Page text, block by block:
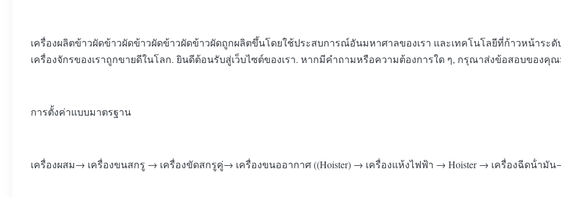
เครื่องผลิตข้าวผัดข้าวผัดข้าวผัดข้าวผัดข้าวผัดถูกผลิตขึ้นโดยใช้ประสบการณ์อันมหาศาลของเรา และเทคโนโลยีที่ก้าวหน้าระ
เครื่องจักรของเราถูกขายดีในโลก. ยินดีต้อนรับสู่เว็บไซต์ของเรา. หากมีคําถามหรือความต้องการใด ๆ, กรุณาส่งข้อสอบของคุ
การตั้งค่าแบบมาตรฐาน
เครื่องผสม→ เครื่องขนสกรู → เครื่องขัดสกรูคู่→ เครื่องขนออากาศ ((Hoister) → เครื่องแห้งไฟฟ้า → Hoister → เครื่องฉีดน้ํามั